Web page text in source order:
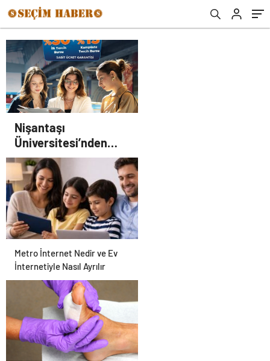
Nişantaşı
Üniversitesi’nden
2026 YKS Adaylarına
Çifte Güvence: Sabit
Ücret ve Kesintisiz
Burs
Metro İnternet Nedir ve Ev
İnternetiyle Nasıl Ayrılır